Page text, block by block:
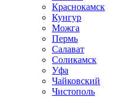
Краснокамск
Кунгур
Можга
Пермь
Салават
Соликамск
Уфа
Чайковский
Чистополь